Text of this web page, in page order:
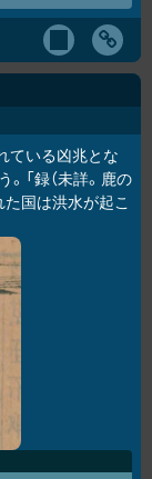
ている凶兆とな
「録（未詳。鹿の
た国は洪水が起こ